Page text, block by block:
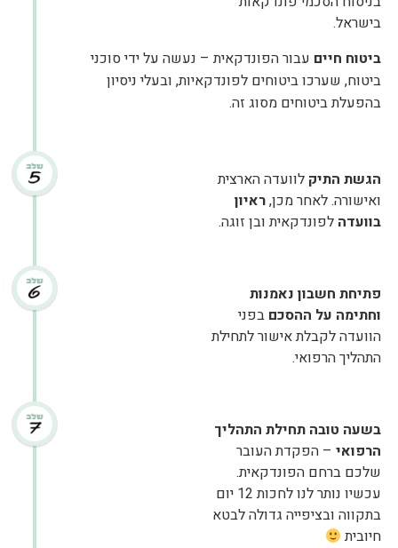
בישראל.
ביטוח חיים עבור הפונדקאית – נעשה על ידי סוכני
ביטוח, שערכו ביטוחים לפונדקאיות, ובעלי ניסיון
בהפעלת ביטוחים מסוג זה.
הגשת התיק לוועדה הארצית
ואישורה. לאחר מכן,ראיון
בוועדה לפונדקאית ובן זוגה.
פתיחת חשבון נאמנות
וחתימה על ההסכם בפני
הוועדה לקבלת אישור לתחילת
התהליך הרפואי.
בשעה טובה תחילת התהליך
הרפואי– הפקדת העובר
שלכם ברחם הפונדקאית.
עכשיו נותר לנו לחכות 12 יום
בתקווה ובציפייה גדולה לבטא
חיובית